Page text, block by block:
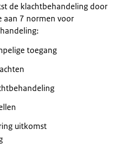
de klachtbehandeling door
aan 7 normen voor
toegang
uitkomst